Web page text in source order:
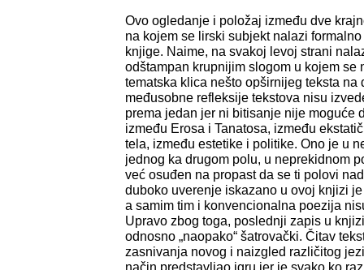
Ovo ogledanje i položaj između dve
na kojem se lirski subjekt nalazi
knjige. Naime, na svakoj levoj strani
odštampan krupnijim slogom u kojem se
tematska klica nešto opširnijeg teksta na
međusobne refleksije tekstova nisu
prema jedan jer ni bitisanje nije moguće
između Erosa i Tanatosa, između
tela, između estetike i politike. Ono je u
jednog ka drugom polu, u neprekidnom
već osuđen na propast da se ti polovi
duboko uverenje iskazano u ovoj knjizi
a samim tim i konvencionalna poezija
Upravo zbog toga, poslednji zapis u
odnosno „naopako“ šatrovački. Čitav
zasnivanja novog i naizgled različitog
način predstavljao igru jer je svako ko